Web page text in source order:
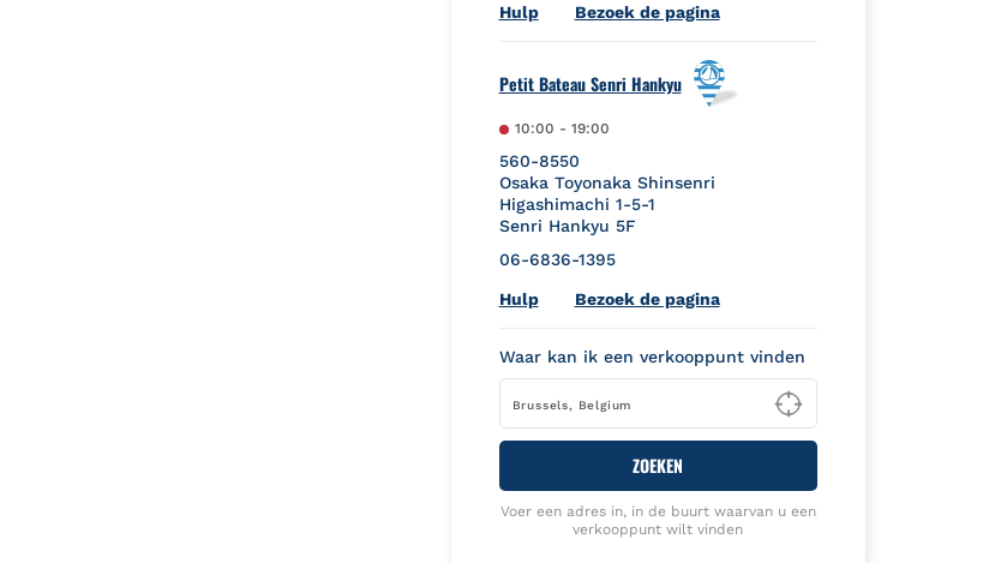
HulpLink Opens in New Tab
Bezoek de pagina
Petit Bateau Senri Hankyu
10:00 - 19:00
560-8550
Osaka Toyonaka Shinsenri
Higashimachi 1-5-1
Senri Hankyu 5F
06-6836-1395
HulpLink Opens in New Tab
Bezoek de pagina
Waar kan ik een verkooppunt vinden
Type to begin
ZOEKEN
Voer een adres in, in de buurt waarvan u een
verkooppunt wilt vinden